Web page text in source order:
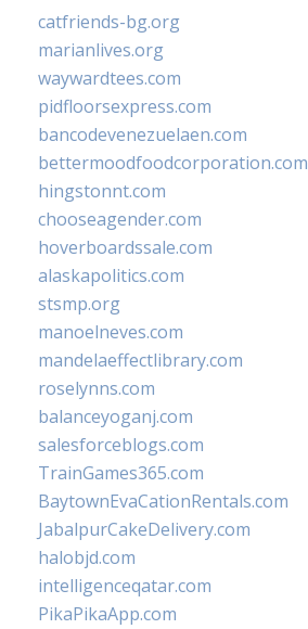
catfriends-bg.org
marianlives.org
waywardtees.com
pidfloorsexpress.com
bancodevenezuelaen.com
bettermoodfoodcorporation.com
hingstonnt.com
chooseagender.com
hoverboardssale.com
alaskapolitics.com
stsmp.org
manoelneves.com
mandelaeffectlibrary.com
roselynns.com
balanceyoganj.com
salesforceblogs.com
TrainGames365.com
BaytownEvaCationRentals.com
JabalpurCakeDelivery.com
halobjd.com
intelligenceqatar.com
PikaPikaApp.com